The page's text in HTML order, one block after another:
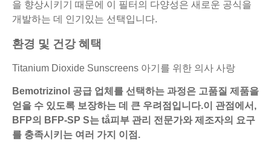
을 향상시키기 때문에 이 필터의 다양성은 새로운 공식을
개발하는 데 인기있는 선택입니다.
환경 및 건강 혜택
Titanium Dioxide Sunscreens 아기를 위한 의사 사랑
Bemotrizinol 공급 업체를 선택하는 과정은 고품질 제품을
얻을 수 있도록 보장하는 데 큰 우려점입니다.이 관점에서,
BFP의 BFP-SP S는 tắ피부 관리 전문가와 제조자의 요구
를 충족시키는 여러 가지 이점.